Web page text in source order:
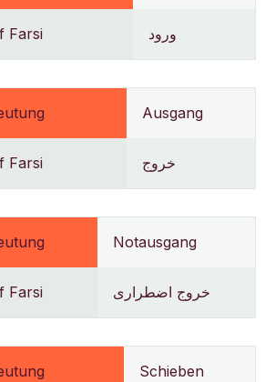
Farsi ورود
Ausgang
Farsi خروج
Notausgang
Farsi خروج اضطراری
Schieben